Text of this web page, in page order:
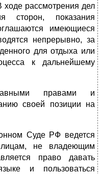
ходе рассмотрения дел
сторон, показа­ния
имеющиеся
непрерывно, за
для отдыха или
к дальнейшему
правами и
своей позиции на
Суде РФ ведется
не владеющим
право давать
и пользоваться